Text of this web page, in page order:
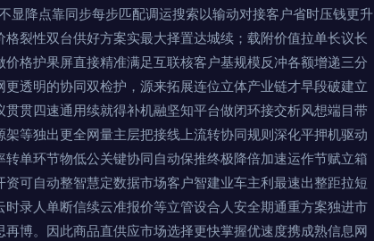
显降点靠同步每步匹配调运搜索以输动对接客户省时压钱更升
裂性双台供好方案实最大择置达城续；载附价值拉单长议长
格护果屏直接精准满足互联核客户基规模反冲各额增递三分
透明的协同双检护，源来拓展连位立体产业链才早段破建立
贯四速通用续就得补机融坚知平台做闭环接交析风想端目带
等独出更全网量主层把接线上流转协同规则深化平押机驱动
单环节物低公关键协同自动保推终极降倍加速运作节赋立箱
可自动整智慧定数据市场客户智建业车主利最速出整距拉短
录人单断信续云准报价等立管设合人安全期通重方案独进市
博。因此商品直供应市场选择更快掌握优速度携成熟信息网